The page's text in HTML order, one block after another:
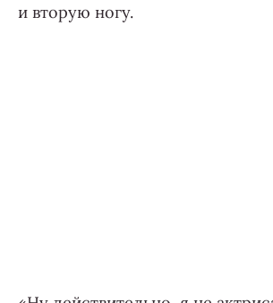
и вторую ногу.